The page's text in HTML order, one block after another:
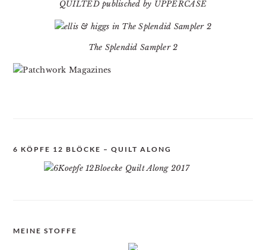
QUILTED publisched by UPPERCASE
The Splendid Sampler 2
6 KÖPFE 12 BLÖCKE – QUILT ALONG
MEINE STOFFE